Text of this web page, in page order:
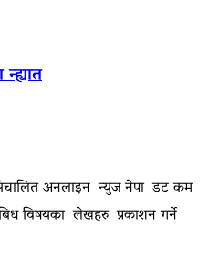
संचालित अनलाइन न्युज नेपा डट कम
विषयका लेखहरु प्रकाशन गर्ने